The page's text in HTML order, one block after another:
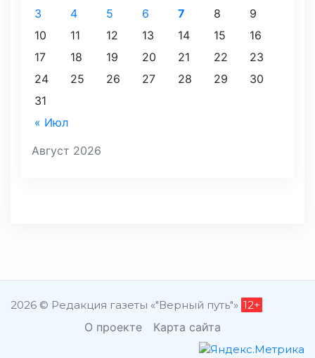
Август 2026
« Июл
3
4 5 6 7 8
9
10
11 12 13 14 15
16
17
18 19 20 21 22
23
24
25 26 27 28 29
30
31
2026 © Редакция газеты «"Верный путь"» 12+
О проекте Карта сайта